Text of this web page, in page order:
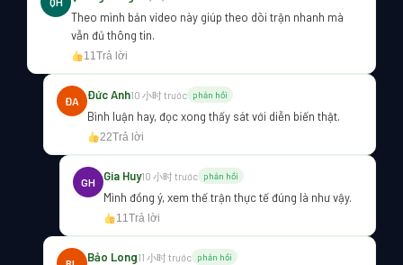
Theo mình bản video này giúp theo dõi trận nhanh mà
vẫn đủ thông tin.
11Trả lời
ĐA Đức Anh10 小时 trước phản hồi
Bình luận hay, đọc xong thấy sát với diễn biến thật.
22Trả lời
GH Gia Huy10 小时 trước phản hồi
Mình đồng ý, xem thế trận thực tế đúng là như vậy.
11Trả lời
Bảo Long11 小时 trước phản hồi